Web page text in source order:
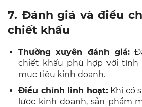
7. Đánh giá và điều
chiết khấu
Thường xuyên đánh giá:
chiết khấu phù hợp với
mục tiêu kinh doanh.
Điều chỉnh linh hoạt:Khi có
lược kinh doanh, sản phẩm